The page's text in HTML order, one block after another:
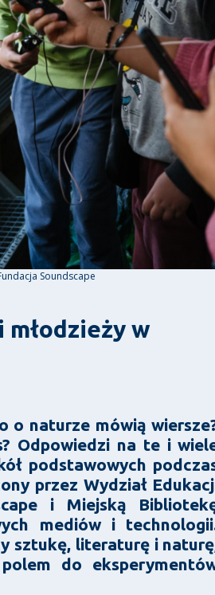
Soundscape
w
o naturze mówią
Odpowiedzi na te i
podstawowych
przez Wydział
i Miejską
mediów i
sztukę, literaturę i
do